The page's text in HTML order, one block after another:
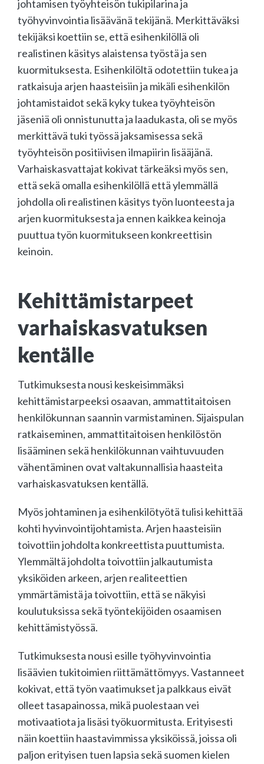
johtamisen työyhteisön tukipilarina ja
työhyvinvointia lisäävänä tekijänä. Merkittäväksi
tekijäksi koettiin se, että esihenkilöllä oli
realistinen käsitys alaistensa työstä ja sen
kuormituksesta. Esihenkilöltä odotettiin tukea ja
ratkaisuja arjen haasteisiin ja mikäli esihenkilön
johtamistaidot sekä kyky tukea työyhteisön
jäseniä oli onnistunutta ja laadukasta, oli se myös
merkittävä tuki työssä jaksamisessa sekä
työyhteisön positiivisen ilmapiirin lisääjänä.
Varhaiskasvattajat kokivat tärkeäksi myös sen,
että sekä omalla esihenkilöllä että ylemmällä
johdolla oli realistinen käsitys työn luonteesta ja
arjen kuormituksesta ja ennen kaikkea keinoja
puuttua työn kuormitukseen konkreettisin
keinoin.
Kehittämistarpeet
varhaiskasvatuksen
kentälle
Tutkimuksesta nousi keskeisimmäksi
kehittämistarpeeksi osaavan, ammattitaitoisen
henkilökunnan saannin varmistaminen. Sijaispulan
ratkaiseminen, ammattitaitoisen henkilöstön
lisääminen sekä henkilökunnan vaihtuvuuden
vähentäminen ovat valtakunnallisia haasteita
varhaiskasvatuksen kentällä.
Myös johtaminen ja esihenkilötyötä tulisi kehittää
kohti hyvinvointijohtamista. Arjen haasteisiin
toivottiin johdolta konkreettista puuttumista.
Ylemmältä johdolta toivottiin jalkautumista
yksiköiden arkeen, arjen realiteettien
ymmärtämistä ja toivottiin, että se näkyisi
koulutuksissa sekä työntekijöiden osaamisen
kehittämistyössä.
Tutkimuksesta nousi esille työhyvinvointia
lisäävien tukitoimien riittämättömyys. Vastanneet
kokivat, että työn vaatimukset ja palkkaus eivät
olleet tasapainossa, mikä puolestaan vei
motivaatiota ja lisäsi työkuormitusta. Erityisesti
näin koettiin haastavimmissa yksiköissä, joissa oli
paljon erityisen tuen lapsia sekä suomen kielen